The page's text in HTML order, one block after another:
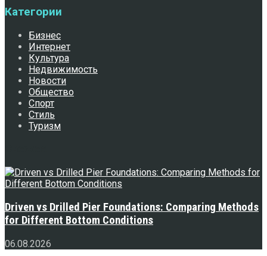
Категории
Бизнес
Интернет
Культура
Недвижимость
Новости
Общество
Спорт
Стиль
Туризм
Driven vs Drilled Pier Foundations: Comparing Methods
for Different Bottom Conditions
06.08.2026